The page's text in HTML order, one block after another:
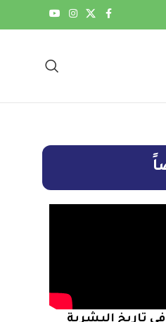
تاريخ البشرية